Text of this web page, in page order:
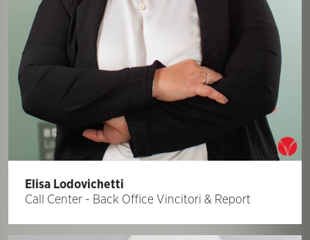
Elisa Lodovichetti
Call Center - Back Office Vincitori & Report